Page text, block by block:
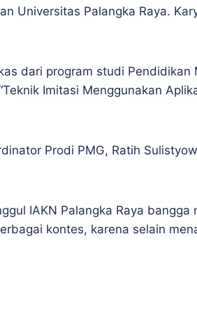
Universitas Palangka Raya.
dari program studi
Imitasi Menggunakan
Prodi PMG, Ratih
IAKN Palangka Raya
kontes, karena selain